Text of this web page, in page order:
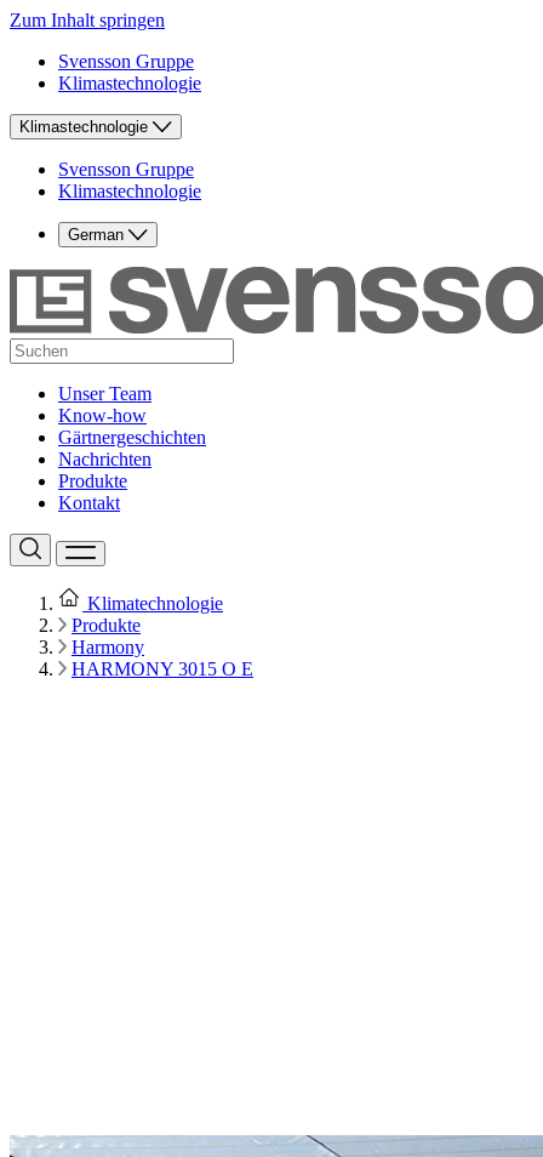
Zum Inhalt springen
Svensson Gruppe
Klimastechnologie
Klimastechnologie
Svensson Gruppe
Klimastechnologie
German
Unser Team
Know-how
Gärtnergeschichten
Nachrichten
Produkte
Kontakt
Klimatechnologie
Produkte
Harmony
HARMONY 3015 O E